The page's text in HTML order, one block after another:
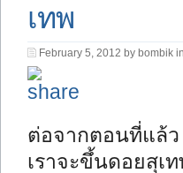
เทพ
February 5, 2012 by bombik in
ต่อจากตอนที่แล้ว
เราจะขึ้นดอยสุเ